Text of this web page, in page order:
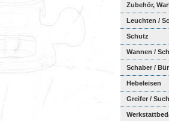
Zubehör,
Leuchten /
Schutz
Wannen /
Schaber /
Hebeleisen
Greifer /